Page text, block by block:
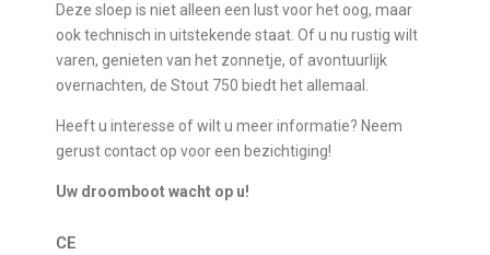
Deze sloep is niet alleen een lust voor het oog, maar
ook technisch in uitstekende staat. Of u nu rustig wilt
varen, genieten van het zonnetje, of avontuurlijk
overnachten, de Stout 750 biedt het allemaal.
Heeft u interesse of wilt u meer informatie? Neem
gerust contact op voor een bezichtiging!
Uw droomboot wacht op u!
CE